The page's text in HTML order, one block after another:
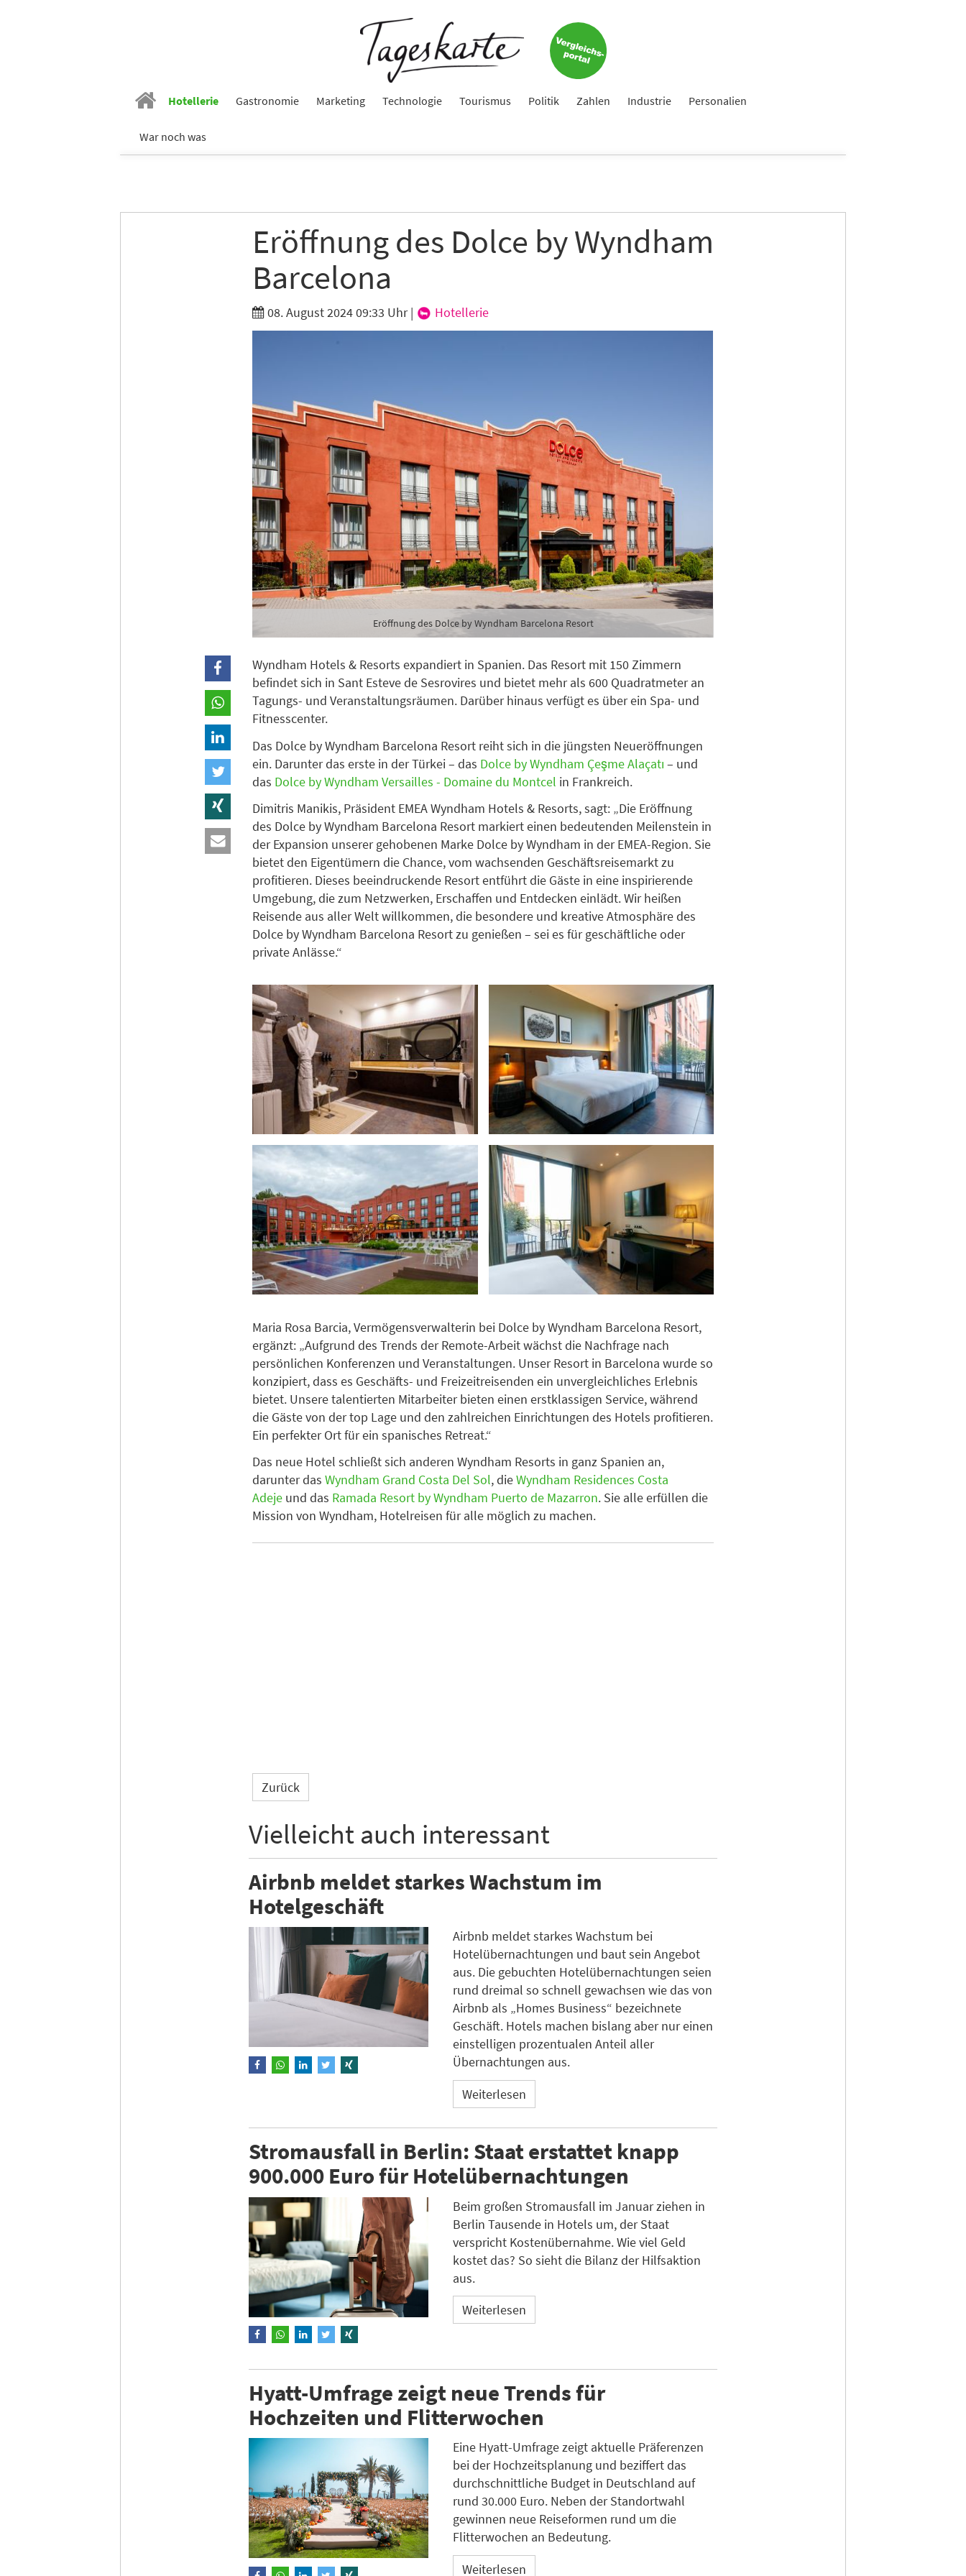
Hotellerie Gastronomie Marketing Technologie Tourismus Politik Zahlen Industrie Personalien
War noch was
Eröffnung des Dolce by Wyndham
Barcelona
08. August 2024 09:33 Uhr| Hotellerie
Eröffnung des Dolce by Wyndham Barcelona Resort
Wyndham Hotels & Resorts expandiert in Spanien. Das Resort mit 150 Zimmern
befindet sich in Sant Esteve de Sesrovires und bietet mehr als 600 Quadratmeter an
Tagungs- und Veranstaltungsräumen. Darüber hinaus verfügt es über ein Spa- und
Fitnesscenter.
Das Dolce by Wyndham Barcelona Resort reiht sich in die jüngsten Neueröffnungen
ein. Darunter das erste in der Türkei – das Dolce by Wyndham Çeşme Alaçatı – und
das Dolce by Wyndham Versailles - Domaine du Montcel in Frankreich.
Dimitris Manikis, Präsident EMEA Wyndham Hotels & Resorts, sagt: „Die Eröffnung
des Dolce by Wyndham Barcelona Resort markiert einen bedeutenden Meilenstein in
der Expansion unserer gehobenen Marke Dolce by Wyndham in der EMEA-Region. Sie
bietet den Eigentümern die Chance, vom wachsenden Geschäftsreisemarkt zu
profitieren. Dieses beeindruckende Resort entführt die Gäste in eine inspirierende
Umgebung, die zum Netzwerken, Erschaffen und Entdecken einlädt. Wir heißen
Reisende aus aller Welt willkommen, die besondere und kreative Atmosphäre des
Dolce by Wyndham Barcelona Resort zu genießen – sei es für geschäftliche oder
private Anlässe.“
Maria Rosa Barcia, Vermögensverwalterin bei Dolce by Wyndham Barcelona Resort,
ergänzt: „Aufgrund des Trends der Remote-Arbeit wächst die Nachfrage nach
persönlichen Konferenzen und Veranstaltungen. Unser Resort in Barcelona wurde so
konzipiert, dass es Geschäfts- und Freizeitreisenden ein unvergleichliches Erlebnis
bietet. Unsere talentierten Mitarbeiter bieten einen erstklassigen Service, während
die Gäste von der top Lage und den zahlreichen Einrichtungen des Hotels profitieren.
Ein perfekter Ort für ein spanisches Retreat.“
Das neue Hotel schließt sich anderen Wyndham Resorts in ganz Spanien an,
darunter das Wyndham Grand Costa Del Sol, dieWyndham Residences Costa
Adeje und das Ramada Resort by Wyndham Puerto de Mazarron. Sie alle erfüllen die
Mission von Wyndham, Hotelreisen für alle möglich zu machen.
Zurück
Vielleicht auch interessant
Airbnb meldet starkes Wachstum im
Hotelgeschäft
Airbnb meldet starkes Wachstum bei
Hotelübernachtungen und baut sein Angebot
aus. Die gebuchten Hotelübernachtungen seien
rund dreimal so schnell gewachsen wie das von
Airbnb als „Homes Business“ bezeichnete
Geschäft. Hotels machen bislang aber nur einen
einstelligen prozentualen Anteil aller
Übernachtungen aus.
Weiterlesen
Stromausfall in Berlin: Staat erstattet knapp
900.000 Euro für Hotelübernachtungen
Beim großen Stromausfall im Januar ziehen in
Berlin Tausende in Hotels um, der Staat
verspricht Kostenübernahme. Wie viel Geld
kostet das? So sieht die Bilanz der Hilfsaktion
aus.
Weiterlesen
Hyatt-Umfrage zeigt neue Trends für
Hochzeiten und Flitterwochen
Eine Hyatt-Umfrage zeigt aktuelle Präferenzen
bei der Hochzeitsplanung und beziffert das
durchschnittliche Budget in Deutschland auf
rund 30.000 Euro. Neben der Standortwahl
gewinnen neue Reiseformen rund um die
Flitterwochen an Bedeutung.
Weiterlesen
Nachname
Branche
Ich möchte folgende Newsletter erhalten
Tageskarte-Newsletter (gegen 8.30 Uhr)